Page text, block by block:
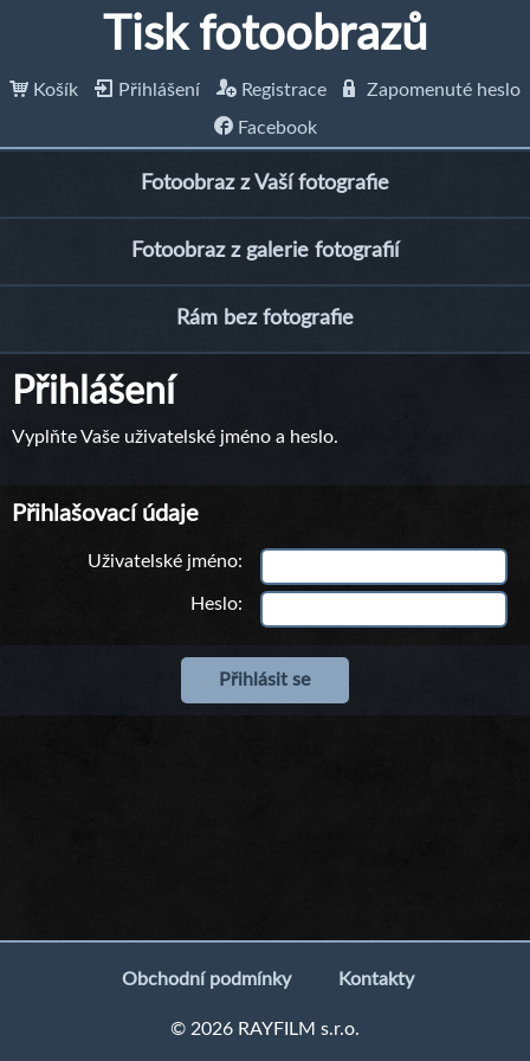
Tisk fotoobrazů
Košík Přihlášení Registrace
Zapomenuté heslo
Facebook
Fotoobraz z Vaší fotografie
Fotoobraz z galerie fotografií
Rám bez fotografie
Přihlášení
Vyplňte Vaše uživatelské jméno a heslo.
Přihlašovací údaje
Uživatelské jméno
Heslo
Obchodní podmínky Kontakty
© 2026 RAYFILM s.r.o.